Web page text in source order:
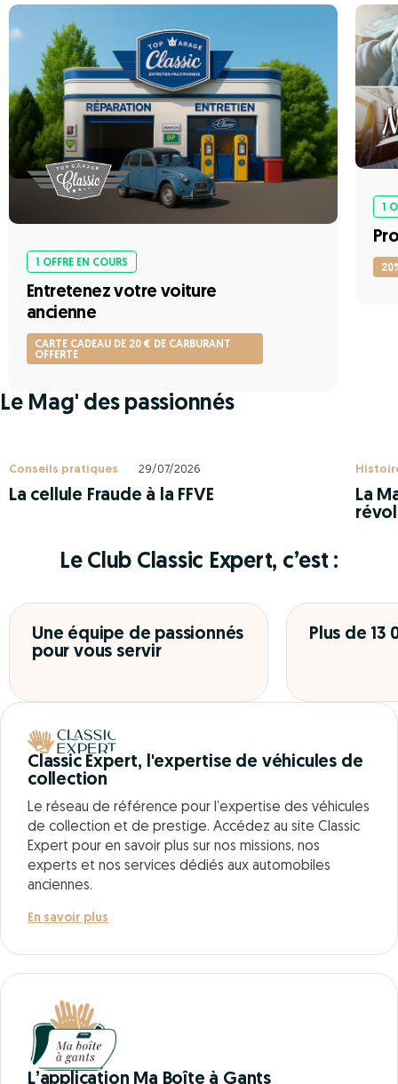
1 OFFRE EN COURS
Entretenez votre voiture
ancienne
CARTE CADEAU DE 20 € DE CARBURANT
OFFERTE
1
Le Mag' des passionnés
Conseils pratiques 29/07/2026
La cellule Fraude à la FFVE
La
Le Club Classic Expert, c’est :
Une équipe de passionnés
pour vous servir
Plus de 13
Classic Expert, l'expertise de véhicules de
collection
Le réseau de référence pour l’expertise des véhicules
de collection et de prestige. Accédez au site Classic
Expert pour en savoir plus sur nos missions, nos
experts et nos services dédiés aux automobiles
anciennes.
En savoir plus
L’application Ma Boîte à Gants